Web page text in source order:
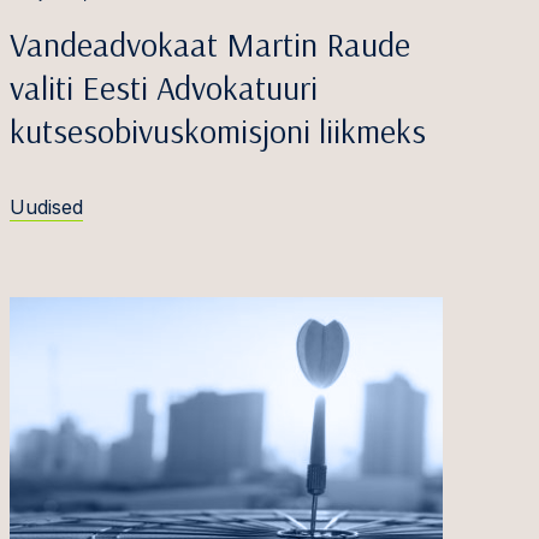
Vandeadvokaat Martin Raude
valiti Eesti Advokatuuri
kutsesobivuskomisjoni liikmeks
Uudised